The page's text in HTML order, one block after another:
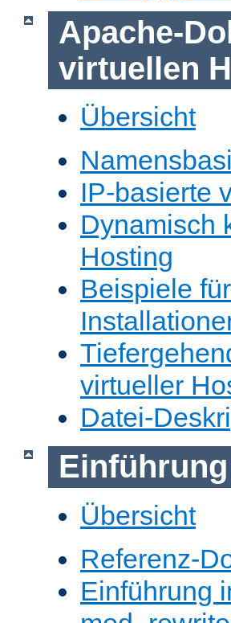
Apache-
virtuellen
Übersicht
IP-basierte
Dynamisch
Hosting
Beispiele
virtueller
Datei-
Übersicht
Referenz-
Einführung